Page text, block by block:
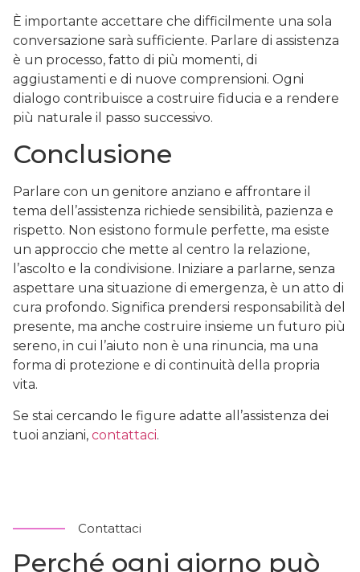
È importante accettare che difficilmente una sola
conversazione sarà sufficiente. Parlare di assistenza
è un processo, fatto di più momenti, di
aggiustamenti e di nuove comprensioni. Ogni
dialogo contribuisce a costruire fiducia e a rendere
più naturale il passo successivo.
Conclusione
Parlare con un genitore anziano e affrontare il
tema dell’assistenza richiede sensibilità, pazienza e
rispetto. Non esistono formule perfette, ma esiste
un approccio che mette al centro la relazione,
l’ascolto e la condivisione. Iniziare a parlarne, senza
aspettare una situazione di emergenza, è un atto di
cura profondo. Significa prendersi responsabilità del
presente, ma anche costruire insieme un futuro più
sereno, in cui l’aiuto non è una rinuncia, ma una
forma di protezione e di continuità della propria
vita.
Se stai cercando le figure adatte all’assistenza dei
tuoi anziani, contattaci.
Contattaci
Perché ogni giorno può